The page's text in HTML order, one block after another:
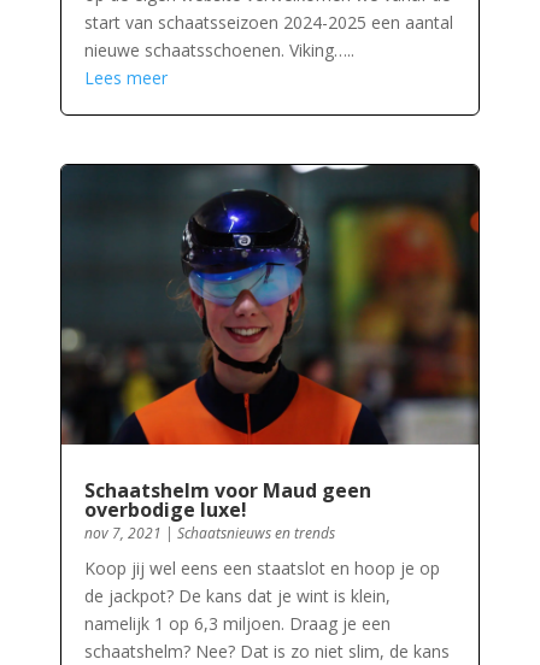
start van schaatsseizoen 2024-2025 een aantal
nieuwe schaatsschoenen. Viking…..
Lees meer
Schaatshelm voor Maud geen
overbodige luxe!
nov 7, 2021 | Schaatsnieuws en trends
Koop jij wel eens een staatslot en hoop je op
de jackpot? De kans dat je wint is klein,
namelijk 1 op 6,3 miljoen. Draag je een
schaatshelm? Nee? Dat is zo niet slim, de kans